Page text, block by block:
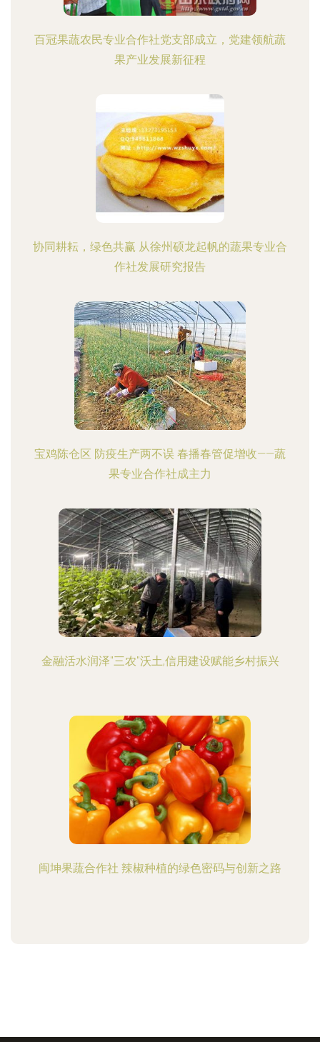
百冠果蔬农民专业合作社党支部成立，党建领航蔬
果产业发展新征程
协同耕耘，绿色共赢 从徐州硕龙起帆的蔬果专业合
作社发展研究报告
宝鸡陈仓区 防疫生产两不误 春播春管促增收——蔬
果专业合作社成主力
金融活水润泽"三农"沃土,信用建设赋能乡村振兴
闽坤果蔬合作社 辣椒种植的绿色密码与创新之路